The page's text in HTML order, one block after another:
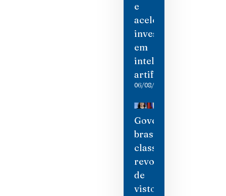
e
acelera
investimento
em
inteligência
artificial
06/08/2026
Governo
brasileiro
classifica
revogação
de
visto